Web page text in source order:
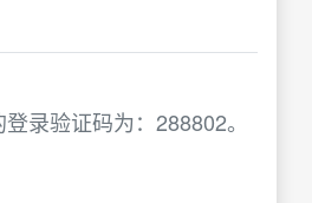
登录验证码为：288802。